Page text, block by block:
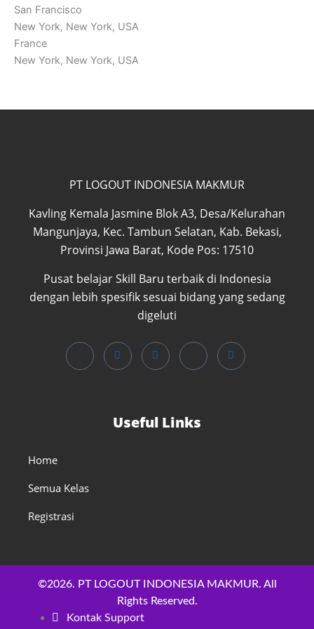
San Francisco
New York, New York, USA
France
New York, New York, USA
PT LOGOUT INDONESIA MAKMUR
Kavling Kemala Jasmine Blok A3, Desa/Kelurahan
Mangunjaya, Kec. Tambun Selatan, Kab. Bekasi,
Provinsi Jawa Barat, Kode Pos: 17510
Pusat belajar Skill Baru terbaik di Indonesia
dengan lebih spesifik sesuai bidang yang sedang
digeluti
Useful Links
Home
Semua Kelas
Registrasi
©2026. PT LOGOUT INDONESIA MAKMUR. All
Rights Reserved.
Kontak Support